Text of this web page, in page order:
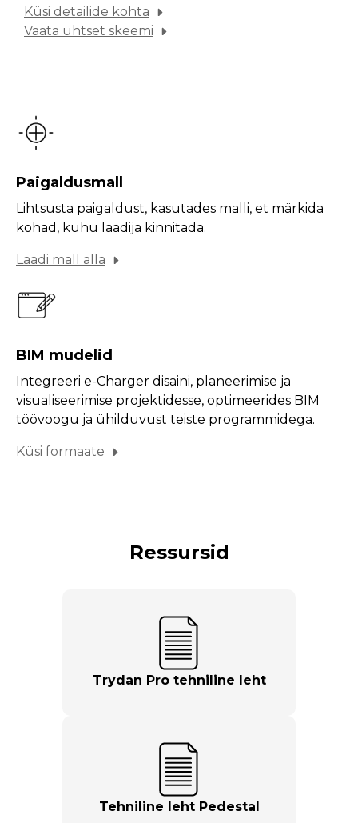
Küsi detailide kohta
Vaata ühtset skeemi
Paigaldusmall
Lihtsusta paigaldust, kasutades malli, et märkida
kohad, kuhu laadija kinnitada.
Laadi mall alla
BIM mudelid
Integreeri e-Charger disaini, planeerimise ja
visualiseerimise projektidesse, optimeerides BIM
töövoogu ja ühilduvust teiste programmidega.
Küsi formaate
Ressursid
Trydan Pro tehniline leht
Tehniline leht Pedestal